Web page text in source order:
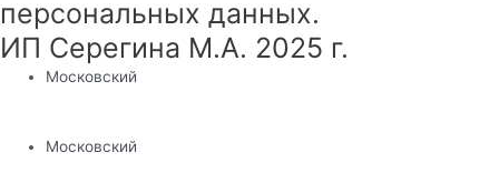
персональных данных.
ИП Серегина М.А. 2025 г.
Московский
Московский